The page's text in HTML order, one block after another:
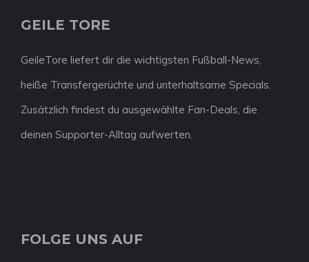
GEILE TORE
GeileTore liefert dir die wichtigsten Fußball-News,
heiße Transfergerüchte und unterhaltsame Specials.
Zusätzlich findest du ausgewählte Fan-Deals, die
deinen Supporter-Alltag aufwerten.
FOLGE UNS AUF